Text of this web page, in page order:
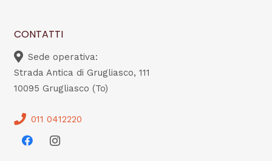
CONTATTI
Sede operativa:
Strada Antica di Grugliasco, 111
10095 Grugliasco (To)
011 0412220